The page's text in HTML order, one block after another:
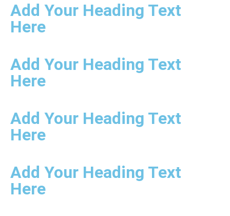
Add Your Heading Text
Here
Add Your Heading Text
Here
Add Your Heading Text
Here
Add Your Heading Text
Here